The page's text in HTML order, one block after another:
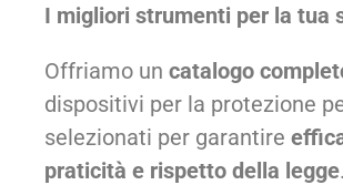
I migliori strumenti per la tua
Offriamo un catalogo
dispositivi per la protezione
selezionati per garantire
praticità e rispetto della legge